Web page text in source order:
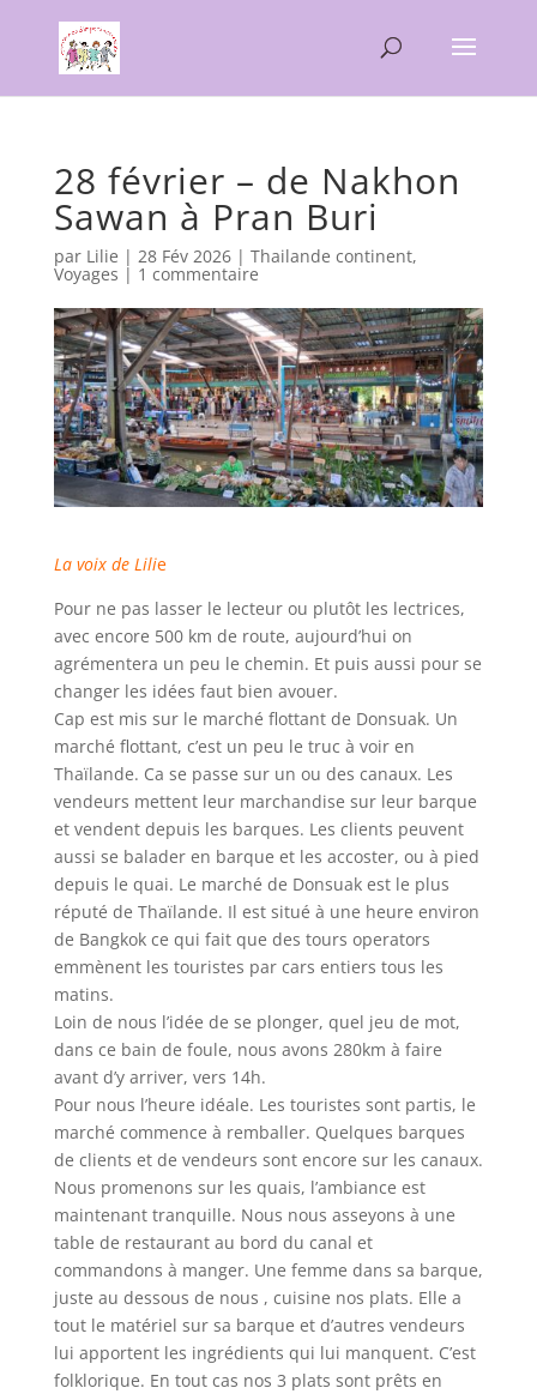
28 février – de Nakhon
Sawan à Pran Buri
par Lilie | 28 Fév 2026| Thailande continent,
Voyages | 1 commentaire
La voix de Lilie
Pour ne pas lasser le lecteur ou plutôt les lectrices,
avec encore 500 km de route, aujourd’hui on
agrémentera un peu le chemin. Et puis aussi pour se
changer les idées faut bien avouer.
Cap est mis sur le marché flottant de Donsuak. Un
marché flottant, c’est un peu le truc à voir en
Thaïlande. Ca se passe sur un ou des canaux. Les
vendeurs mettent leur marchandise sur leur barque
et vendent depuis les barques. Les clients peuvent
aussi se balader en barque et les accoster, ou à pied
depuis le quai. Le marché de Donsuak est le plus
réputé de Thaïlande. Il est situé à une heure environ
de Bangkok ce qui fait que des tours operators
emmènent les touristes par cars entiers tous les
matins.
Loin de nous l’idée de se plonger, quel jeu de mot,
dans ce bain de foule, nous avons 280km à faire
avant d’y arriver, vers 14h.
Pour nous l’heure idéale. Les touristes sont partis, le
marché commence à remballer. Quelques barques
de clients et de vendeurs sont encore sur les canaux.
Nous promenons sur les quais, l’ambiance est
maintenant tranquille. Nous nous asseyons à une
table de restaurant au bord du canal et
commandons à manger. Une femme dans sa barque,
juste au dessous de nous , cuisine nos plats. Elle a
tout le matériel sur sa barque et d’autres vendeurs
lui apportent les ingrédients qui lui manquent. C’est
folklorique. En tout cas nos 3 plats sont prêts en